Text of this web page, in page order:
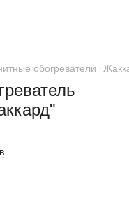
обогреватели